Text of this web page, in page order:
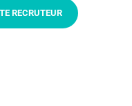
RECRUTEUR